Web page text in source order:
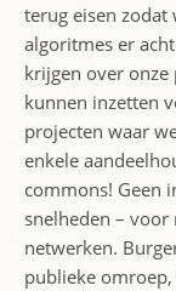
terug eisen zodat
algoritmes er
krijgen over
kunnen inzetten
projecten waar
enkele
commons! Geen
snelheden –
netwerken.
publieke